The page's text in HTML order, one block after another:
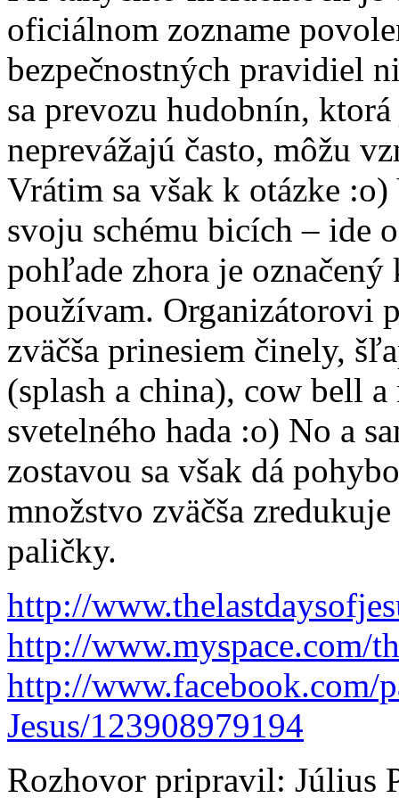
oficiálnom zozname
bezpečnostných pravidiel
sa prevozu hudobnín,
neprevážajú často, môžu
Vrátim sa však k otázke
svoju schému bicích – ide
pohľade zhora je
používam. Organizátorovi
zväčša prinesiem činely,
(splash a china), cow bell
svetelného hada :o) No a
zostavou sa však dá
množstvo zväčša
paličky.
http://
http://www.myspace.com/
http://www.facebook.com/
Jesus/123908979194
Rozhovor pripravil: Július